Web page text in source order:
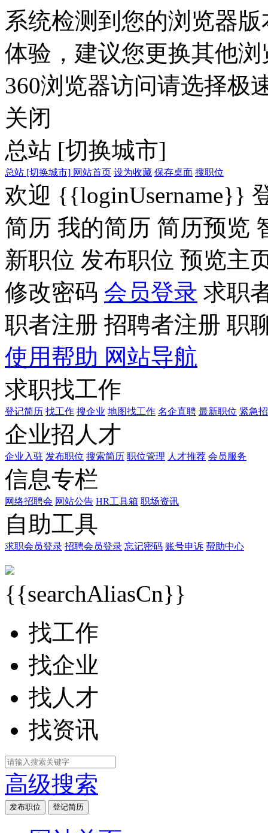
系统检测到您的浏览器
体验，建议您更换其他
360浏览器访问请选择极
关闭
总站 [切换城市]
总站 [切换城市] 网站首页 设为收藏 保存桌面 搜职位
欢迎 {{loginUsername}}
简历 我的简历 简历预览
新职位 发布职位 预览主
修改密码 会员登录 求职
职者注册 招聘者注册 职
使用帮助 网站导航
求职找工作
登记简历 找工作 搜企业 地图找工作 名企直聘 最新职位 紧急
企业招人才
企业入驻 发布职位 搜索简历 职位管理 人才推荐 会员服务
信息专栏
网络招聘会 网站公告 HR工具箱 职场资讯
自助工具
求职会员登录 招聘会员登录 忘记密码 账号申诉 帮助中心
{{searchAliasCn}}
找工作
找企业
找人才
找资讯
高级搜索
发布职位 登记简历